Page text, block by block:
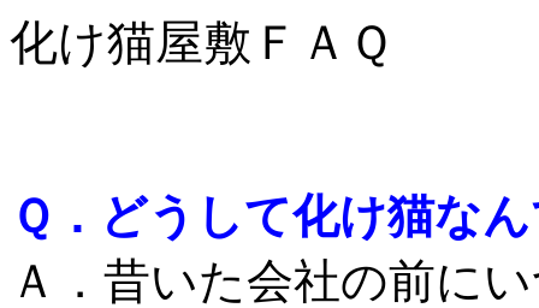
化け猫屋敷ＦＡＱ
Ｑ．どうして化け猫な
Ａ．昔いた会社の前に